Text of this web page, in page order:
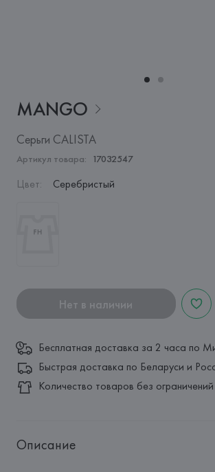
MANGO
Серьги CALISTA
Артикул товара: 17032547
Цвет: Серебристый
Нет в наличии
Бесплатная доставка за 2 часа по
Быстрая доставка по Беларуси и
Количество товаров без ограничений
Описание